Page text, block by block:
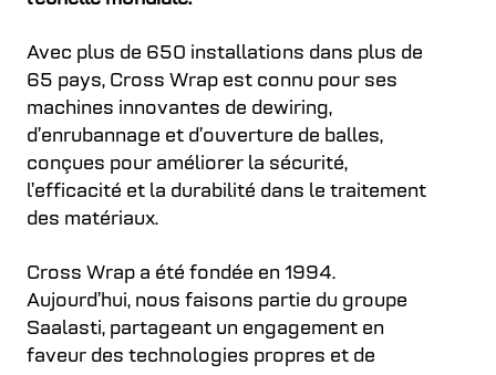
Avec plus de 650 installations dans plus de
65 pays, Cross Wrap est connu pour ses
machines innovantes de dewiring,
d’enrubannage et d’ouverture de balles,
conçues pour améliorer la sécurité,
l’efficacité et la durabilité dans le traitement
des matériaux.
Cross Wrap a été fondée en 1994.
Aujourd’hui, nous faisons partie du groupe
Saalasti, partageant un engagement en
faveur des technologies propres et de